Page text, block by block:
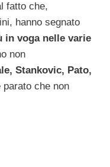
fatto che,
hanno segnato
in voga nelle varie
non
Stankovic, Pato,
che non